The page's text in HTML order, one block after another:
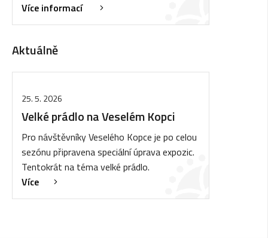
Více informací
Aktuálně
25. 5. 2026
Velké prádlo na Veselém Kopci
Pro návštěvníky Veselého Kopce je po celou
sezónu připravena speciální úprava expozic.
Tentokrát na téma velké prádlo.
Více